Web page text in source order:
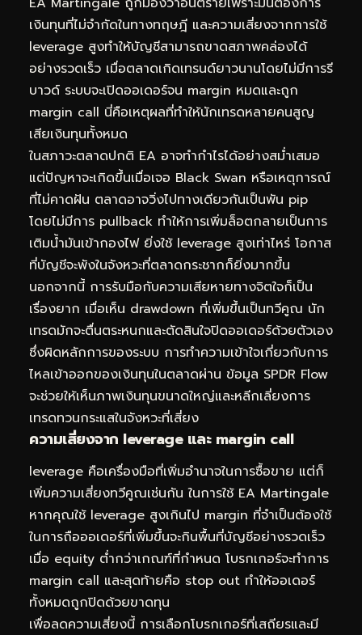
เงินทุนที่ไม่จำกัดในทางทฤษฎี และความเสี่ยงจากการใช้
leverage สูงทำให้บัญชีสามารถขาดสภาพคล่องได้
อย่างรวดเร็ว เมื่อตลาดเกิดเทรนด์ยาวนานโดยไม่มีการรี
บาวด์ ระบบจะเปิดออเดอร์จน margin หมดและถูก
margin call นี่คือเหตุผลที่ทำให้นักเทรดหลายคนสูญ
เสียเงินทุนทั้งหมด
ในสภาวะตลาดปกติ EA อาจทำกำไรได้อย่างสม่ำเสมอ
แต่ปัญหาจะเกิดขึ้นเมื่อเจอ Black Swan หรือเหตุการณ์
ที่ไม่คาดฝัน ตลาดอาจวิ่งไปทางเดียวกันเป็นพัน pip
โดยไม่มีการ pullback ทำให้การเพิ่มล็อตกลายเป็นการ
เติมน้ำมันเข้ากองไฟ ยิ่งใช้ leverage สูงเท่าไหร่ โอกาส
ที่บัญชีจะพังในจังหวะที่ตลาดกระชากก็ยิ่งมากขึ้น
นอกจากนี้ การรับมือกับความเสียหายทางจิตใจก็เป็น
เรื่องยาก เมื่อเห็น drawdown ที่เพิ่มขึ้นเป็นทวีคูณ นัก
เทรดมักจะตื่นตระหนกและตัดสินใจปิดออเดอร์ด้วยตัวเอง
ซึ่งผิดหลักการของระบบ การทำความเข้าใจเกี่ยวกับการ
ไหลเข้าออกของเงินทุนในตลาดผ่าน ข้อมูล SPDR Flow
จะช่วยให้เห็นภาพเงินทุนขนาดใหญ่และหลีกเลี่ยงการ
เทรดทวนกระแสในจังหวะที่เสี่ยง
ความเสี่ยงจาก leverage และ margin call
leverage คือเครื่องมือที่เพิ่มอำนาจในการซื้อขาย แต่ก็
เพิ่มความเสี่ยงทวีคูณเช่นกัน ในการใช้ EA Martingale
หากคุณใช้ leverage สูงเกินไป margin ที่จำเป็นต้องใช้
ในการถือออเดอร์ที่เพิ่มขึ้นจะกินพื้นที่บัญชีอย่างรวดเร็ว
เมื่อ equity ต่ำกว่าเกณฑ์ที่กำหนด โบรกเกอร์จะทำการ
margin call และสุดท้ายคือ stop out ทำให้ออเดอร์
ทั้งหมดถูกปิดด้วยขาดทุน
เพื่อลดความเสี่ยงนี้ การเลือกโบรกเกอร์ที่เสถียรและมี